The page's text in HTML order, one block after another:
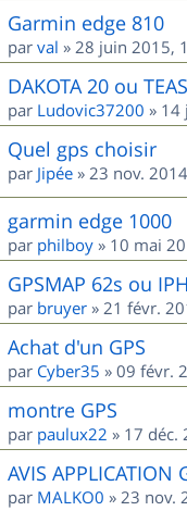
Garmin edge 810
par val » 28 juin 2015,
DAKOTA 20 ou
par Ludovic37200 » 14
Quel gps choisir
par Jipée » 23 nov.
garmin edge 1000
par philboy » 10 mai
GPSMAP 62s ou
par bruyer » 21 févr.
Achat d'un GPS
par Cyber35 » 09 févr.
montre GPS
par paulux22 » 17 déc.
AVIS APPLICATION
par MALKO0 » 23 nov.